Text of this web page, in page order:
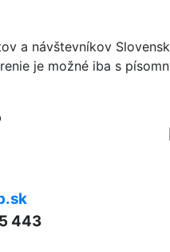
a návštevníkov
je možné iba s
443